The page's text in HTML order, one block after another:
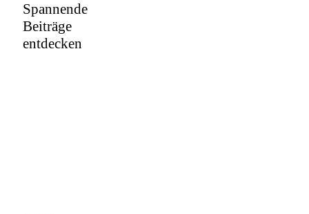
Spannende
Beiträge
entdecken